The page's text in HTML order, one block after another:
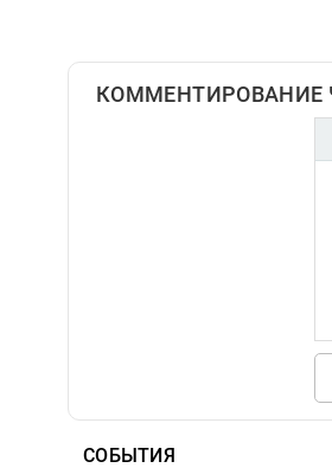
КОММЕНТИРОВАНИЕ
СОБЫТИЯ